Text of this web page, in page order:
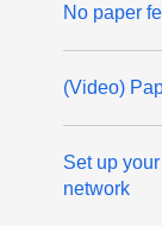
No paper
(Video)
Set up
network